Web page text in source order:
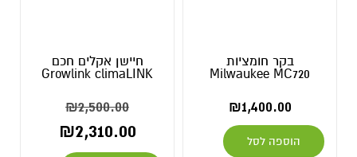
בקר חומציות
Milwaukee MC720
₪1,400.00
הוספה לסל
חיישן אקלים חכם
Growlink climaLINK
₪2,500.00
₪2,310.00